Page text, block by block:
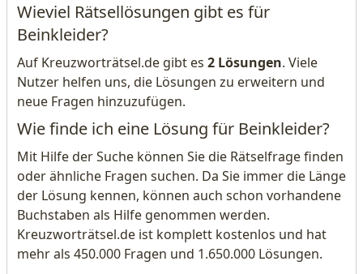
Wieviel Rätsellösungen gibt es für
Beinkleider?
Auf Kreuzworträtsel.de gibt es 2 Lösungen. Viele
Nutzer helfen uns, die Lösungen zu erweitern und
neue Fragen hinzuzufügen.
Wie finde ich eine Lösung für Beinkleider?
Mit Hilfe der Suche können Sie die Rätselfrage finden
oder ähnliche Fragen suchen. Da Sie immer die Länge
der Lösung kennen, können auch schon vorhandene
Buchstaben als Hilfe genommen werden.
Kreuzworträtsel.de ist komplett kostenlos und hat
mehr als 450.000 Fragen und 1.650.000 Lösungen.